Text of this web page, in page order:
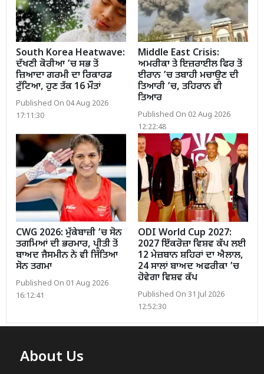
South Korea Heatwave:
ਦੱਖਣੀ ਕੋਰੀਆ ’ਚ ਸਭ ਤੋਂ
ਜ਼ਿਆਦਾ ਗਰਮੀ ਦਾ ਰਿਕਾਰਡ
ਟੁੱਟਿਆ, ਹੁਣ ਤੱਕ 16 ਮੌਤਾਂ
Published On 04 Aug 2026
17:11:30
Middle East Crisis:
ਅਮਰੀਕਾ ਤੇ ਇਜ਼ਰਾਈਲ ਫਿਰ ਤੋਂ
ਈਰਾਨ ’ਚ ਤਬਾਹੀ ਮਚਾਉਣ ਦੀ
ਤਿਆਰੀ ’ਚ, ਤਹਿਰਾਨ ਵੀ
ਤਿਆਰ
Published On 02 Aug 2026
12:22:48
CWG 2026: ਮੁੱਕੇਬਾਜ਼ੀ ’ਚ ਸੋਨ
ਤਗਮਿਆਂ ਦੀ ਭਰਮਾਰ, ਪ੍ਰੀਤੀ ਤੋਂ
ਬਾਅਦ ਜੈਸਮੀਨ ਨੇ ਵੀ ਜਿੱਤਿਆ
ਸੋਨ ਤਗਮਾ
Published On 01 Aug 2026
16:12:41
ODI World Cup 2027:
2027 ਇੱਕਰੋਜ਼ਾ ਵਿਸ਼ਵ ਕੱਪ ਲਈ
12 ਮੇਜ਼ਬਾਨ ਸ਼ਹਿਰਾਂ ਦਾ ਐਲਾਲ,
24 ਸਾਲਾਂ ਬਾਅਦ ਅਫਰੀਕਾ ’ਚ
ਹੋਵੇਗਾ ਵਿਸ਼ਵ ਕੱਪ
Published On 31 Jul 2026
12:52:30
About Us